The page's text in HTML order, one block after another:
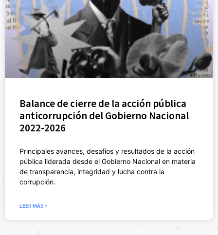
Balance de cierre de la acción pública
anticorrupción del Gobierno Nacional
2022-2026
Principales avances, desafíos y resultados de la acción
pública liderada desde el Gobierno Nacional en materia
de transparencia, integridad y lucha contra la
corrupción.
LEER MÁS »